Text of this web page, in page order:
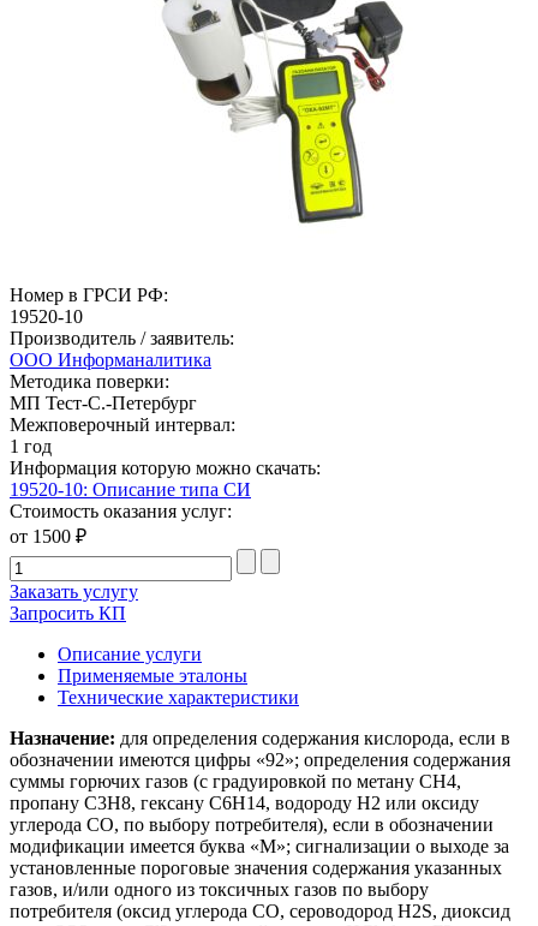
Номер в ГРСИ РФ:
19520-10
Производитель / заявитель:
ООО Информаналитика
Методика поверки:
МП Тест-С.-Петербург
Межповерочный интервал:
1 год
Информация которую можно скачать:
19520-10: Описание типа СИ
Стоимость оказания услуг:
от 1500 ₽
Заказать услугу
Запросить КП
Описание услуги
Применяемые эталоны
Технические характеристики
Назначение: для определения содержания кислорода, если в
обозначении имеются цифры «92»; определения содержания
суммы горючих газов (с градуировкой по метану СН4,
пропану С3Н8, гексану С6Н14, водороду Н2 или оксиду
углерода СО, по выбору потребителя), если в обозначении
модификации имеется буква «М»; сигнализации о выходе за
установленные пороговые значения содержания указанных
газов, и/или одного из токсичных газов по выбору
потребителя (оксид углерода СО, сероводород H2S, диоксид